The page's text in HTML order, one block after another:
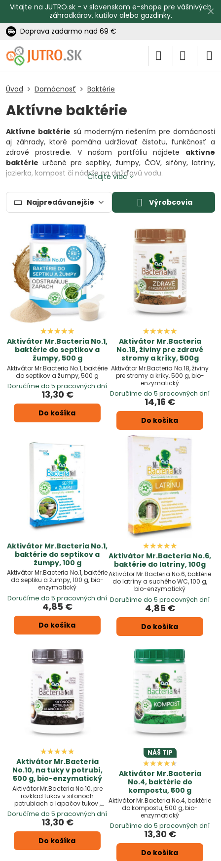
✕
Vitajte na JUTRO.sk - v slovenskom e-shope pre vášnivých
záhradkárov, kutilov alebo gazdinky.
Doprava zadarmo nad 69 €
Úvod Domácnosť Baktérie
Aktívne baktérie
Aktívne baktérie sú moderným riešením pre domácnosti
aj záhrady, ktoré pomáha udržiavať čistotu, funkčnosť a
zdravé prostredie. V našom portfóliu nájdete aktívne
baktérie určené pre septiky, žumpy, ČOV, sifóny, latríny,
jazierka, kompost či nádrže na dažďovú vodu.
Špeciálne vyvinutéaktívne baktériedokážu rozkladať
organické nečistoty, eliminovať zápach a podporiť
prirodzený proces čistenia. Vďaka nim je starostlivosť o
odpadové hospodárstvo aj záhradné systémy jednoduchšia
a efektívnejšia.
V ponuke nájdete ajuniverzálne prípravky 4v1
zazimovače pre jazierka, produkty na tuky v potrubí či
špeciálne živiny pre zdravý rast rastlín. Pre interiér je
dostupný aj praktický čistič škvŕn a zápachu z textílií a
športového oblečenia.
Investícia doaktívnych baktérií
prináša dlhodobý efekt –
šetrí údržbu, predlžuje životnosť systémov a zároveň
prispieva k ekologickému riešeniu bez použitia agresívnej
chémie.
Čítajte viac
Najpredávanejšie Výrobcovia
Aktivátor Mr.Bacteria No.1,
baktérie do septikov a
žumpy, 500 g
Aktivátor Mr.Bacteria No.1, baktérie
do septikov a žumpy, 500 g
Doručíme do 5 pracovných dní
13,30 €
Do košíka
Aktivátor Mr.Bacteria
No.18, živiny pre zdravé
stromy a kríky, 500g
Aktivátor Mr.Bacteria No.18, živiny
pre stromy a kríky, 500 g, bio-
enzymatický
Doručíme do 5 pracovných dní
14,16 €
Do košíka
Aktivátor Mr.Bacteria No.1,
baktérie do septikov a
žumpy, 100 g
Aktivátor Mr.Bacteria No.1, baktérie
do septiku a žumpy, 100 g, bio-
enzymatický
Doručíme do 5 pracovných dní
4,85 €
Do košíka
Aktivátor Mr.Bacteria No.6,
baktérie do latríny, 100g
Aktivátor Mr.Bacteria No.6, baktérie
do latríny a suchého WC, 100 g,
bio-enzymatický
Doručíme do 5 pracovných dní
4,85 €
Do košíka
Aktivátor Mr.Bacteria
No.10, na tuky v potrubí,
500 g, bio-enzymatický
Aktivátor Mr.Bacteria No.10, pre
rozklad tukov v sifonoch
potrubiach a lapačov tukov ,
500g
Doručíme do 5 pracovných dní
13,30 €
Do košíka
NÁŠ TIP
Aktivátor Mr.Bacteria
No.4, baktérie do
kompostu, 500 g
Aktivátor Mr.Bacteria No.4, baktérie
do kompostu, 500 g, bio-
enzymatický
Doručíme do 5 pracovných dní
13,30 €
Do košíka